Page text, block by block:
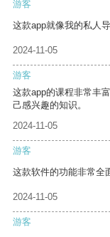
游客
这款app就像我的私人
2024-11-05
游客
这款app的课程非常丰
己感兴趣的知识。
2024-11-05
游客
这款软件的功能非常全
2024-11-05
游客